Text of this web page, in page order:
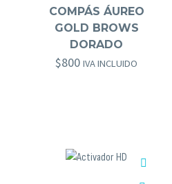
con 5.00 de
5
COMPÁS ÁUREO
GOLD BROWS
DORADO
$800 IVA INCLUIDO